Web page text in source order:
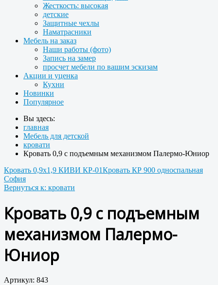
Жесткость: высокая
детские
Защитные чехлы
Наматрасники
Мебель на заказ
Наши работы (фото)
Запись на замер
просчет мебели по вашим эскизам
Акции и уценка
Кухни
Новинки
Популярное
Вы здесь:
главная
Мебель для детской
кровати
Кровать 0,9 с подъемным механизмом Палермо-Юниор
Кровать 0,9х1,9 КИВИ КР-01Кровать КР 900 односпальная
София
Вернуться к: кровати
Кровать 0,9 с подъемным
механизмом Палермо-
Юниор
Артикул: 843